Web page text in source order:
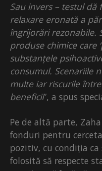
Sau invers – testul dă
relaxare eronată a
îngrijorări rezonabile.
produse chimice care
substanțele
consumul. Scenariile
multe iar riscurile
beneficii”, a spus
Pe de altă parte,
fonduri pentru
pozitiv, cu condiția
folosită să respecte